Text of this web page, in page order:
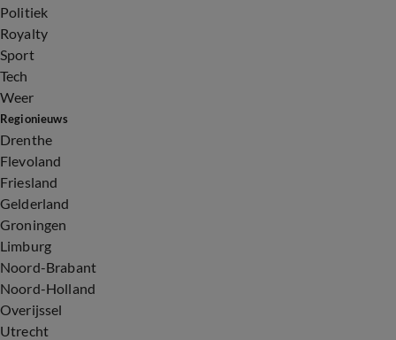
Politiek
Royalty
Sport
Tech
Weer
Regionieuws
Drenthe
Flevoland
Friesland
Gelderland
Groningen
Limburg
Noord-Brabant
Noord-Holland
Overijssel
Utrecht